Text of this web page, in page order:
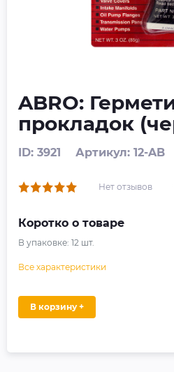
ABRO:
прокладок
ID: 3921 Артикул: 12-AB
Нет отзывов
Коротко о товаре
В упаковке: 12 шт.
Все характеристики
В корзину +